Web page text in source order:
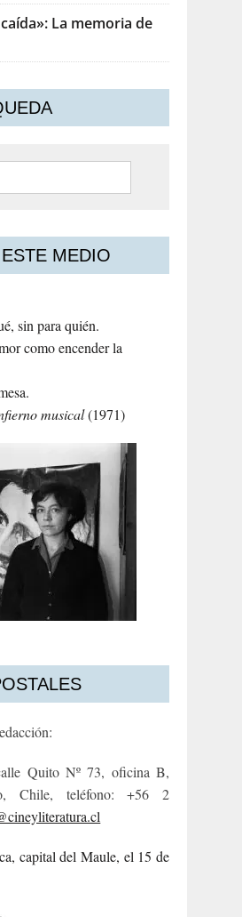
La memoria de
MEDIO
sin para quién.
como encender la
musical(1971)
Quito Nº 73, oficina B,
Chile, teléfono: +56 2
capital del Maule, el 15 de